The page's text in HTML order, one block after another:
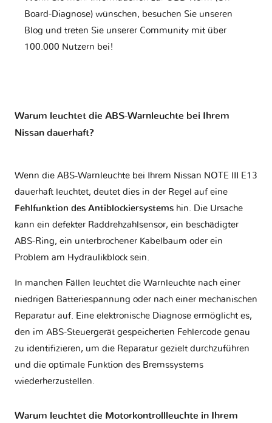
Board-Diagnose) wünschen, besuchen Sie unseren
Blog und treten Sie unserer Community mit über
100.000 Nutzern bei!
Warum leuchtet die ABS-Warnleuchte bei Ihrem
Nissan dauerhaft?
Wenn die ABS-Warnleuchte bei Ihrem Nissan NOTE III E13
dauerhaft leuchtet, deutet dies in der Regel auf eine
Fehlfunktion des Antiblockiersystems hin. Die Ursache
kann ein defekter Raddrehzahlsensor, ein beschädigter
ABS-Ring, ein unterbrochener Kabelbaum oder ein
Problem am Hydraulikblock sein.
In manchen Fällen leuchtet die Warnleuchte nach einer
niedrigen Batteriespannung oder nach einer mechanischen
Reparatur auf. Eine elektronische Diagnose ermöglicht es,
den im ABS-Steuergerät gespeicherten Fehlercode genau
zu identifizieren, um die Reparatur gezielt durchzuführen
und die optimale Funktion des Bremssystems
wiederherzustellen.
Warum leuchtet die Motorkontrollleuchte in Ihrem